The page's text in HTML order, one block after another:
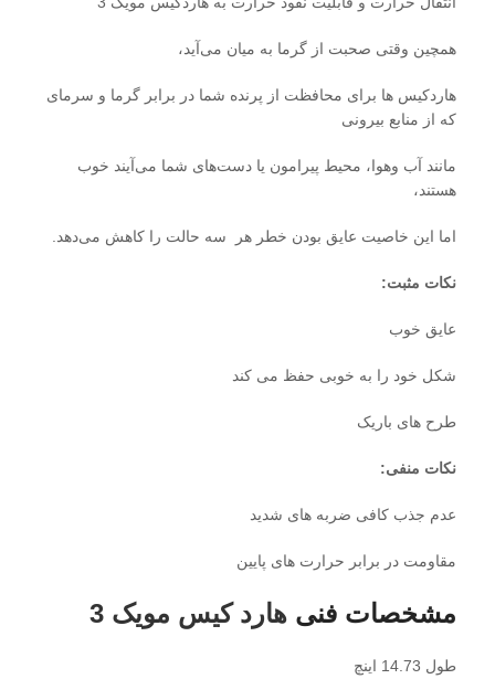
همچین وقتی صحبت از گرما به میان می‌آید،
هاردکیس ها برای محافظت از پرنده شما در برابر گرما و سرمای
که از منابع بیرونی
مانند آب‌ وهوا، محیط پیرامون یا دست‌های شما می‌آیند خوب
هستند،
اما این خاصیت عایق بودن خطر هر سه حالت را کاهش می‌دهد.
نکات مثبت:
عایق خوب
شکل خود را به خوبی حفظ می کند
طرح های باریک
نکات منفی:
عدم جذب کافی ضربه های شدید
مقاومت در برابر حرارت های پایین
مشخصات فنیهارد کیس مویک 3
طول 14.73 اینچ